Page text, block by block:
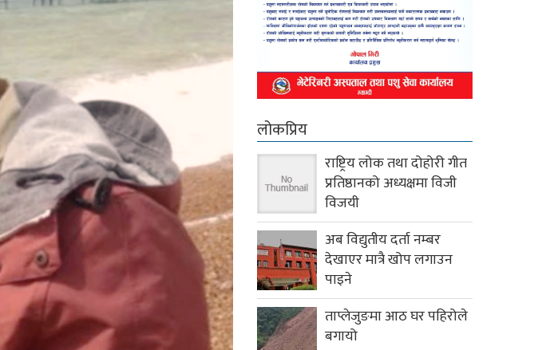
लोकप्रिय
राष्ट्रिय लोक तथा दोहोरी गीत
प्रतिष्ठानको अध्यक्षमा विजी
विजयी
अब विद्युतीय दर्ता नम्बर
देखाएर मात्रै खोप लगाउन
पाइने
ताप्लेजुङमा आठ घर पहिरोले
बगायो